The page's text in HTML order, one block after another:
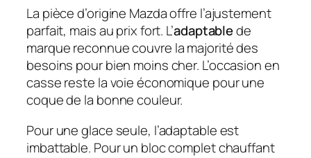
La pièce d’origine Mazda offre l’ajustement
parfait, mais au prix fort. L’adaptablede
marque reconnue couvre la majorité des
besoins pour bien moins cher. L’occasion en
casse reste la voie économique pour une
coque de la bonne couleur.
Pour une glace seule, l’adaptable est
imbattable. Pour un bloc complet chauffant